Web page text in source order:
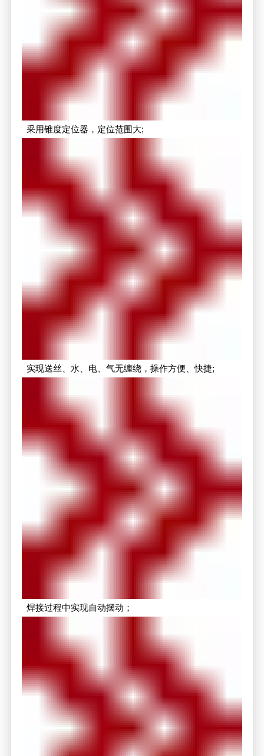
采用锥度定位器，定位范围大;
实现送丝、水、电、气无缠绕，操作方便、快捷;
焊接过程中实现自动摆动；